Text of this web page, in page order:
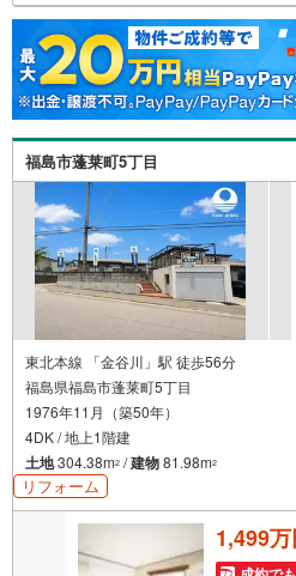
】●キッズスペースやベビ
す）●女性スタッフがお子
いいたします ●ご家族おそ
福島市蓬莱町5丁目
東北本線 「金谷川」駅 徒歩56分
福島県福島市蓬莱町5丁目
1976年11月（築50年）
4DK / 地上1階建
土地304.38m2 /建物81.98m2
リフォーム
1,499